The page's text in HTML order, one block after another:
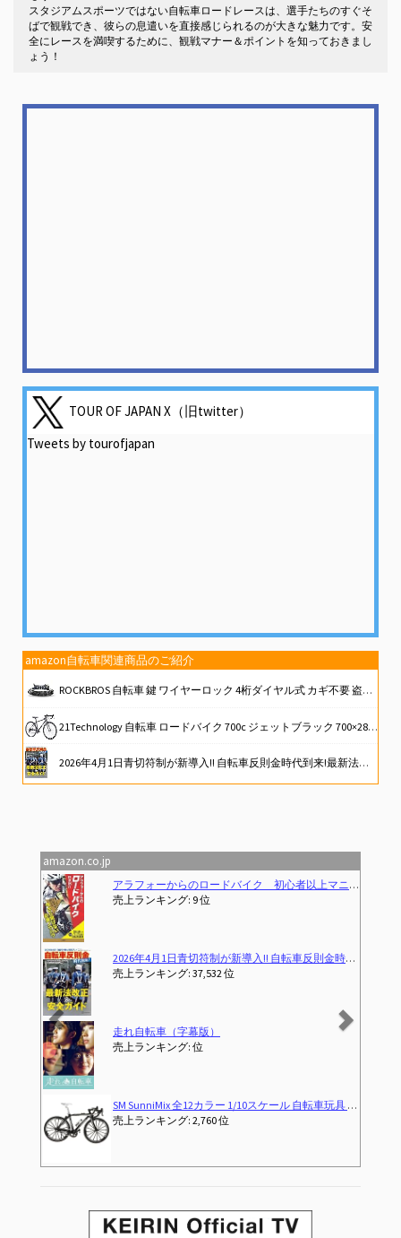
スタジアムスポーツではない自転車ロードレースは、選手たちのすぐそ
ばで観戦でき、彼らの息遣いを直接感じられるのが大きな魅力です。安
全にレースを満喫するために、観戦マナー＆ポイントを知っておきまし
ょう！
TOUR OF JAPAN X（旧twitter）
Tweets by tourofjapan
amazon自転車関連商品のご紹介
ROCKBROS 自転車 鍵 ワイヤーロック 4桁ダイヤル式 カギ不要 盗難防止 自転車 ロック ワイヤー パスワード変更 ヘルメット サドル ロードバイク MTB 電動自転車 バイク 軽量 コンパクト 持ち運び便利 長さ130~150cm ブルー
21Technology 自転車 ロードバイク 700c ジェットブラック 700×28c シマノ14段変速ギヤ ドロップハンドル 補助ブレーキ搭載 前後キャリパーブレーキ
2026年4月1日青切符制が新導入!! 自転車反則金時代到来!最新法改正&安全ガイド (別冊ベストカー)
amazon.co.jp
ア未満の＜マル秘＞自転車講座 (SB新書) (2013-08-
来!最新法改正&安全ガイド (別冊ベストカー)
(2026-02-
玩具 ダイキャストバイクモデル, 黒#1
[自転車選手監修]RIVBOSサイクルグローブ サイクリング 自転車 ロードバイク グローブ 手袋 3D 立体 指切り gel入り 耐磨耗性 伸縮性 通気
売上ランキング: 1 位
弱虫ペダル SPARE BIKE
売上ランキング: 2,715 位
21Technology 自転車 ロードバイク 700c ジェットブラック 700×28c シマノ14段変速ギヤ ドロップハンドル 補助ブレーキ搭載 前
売上ランキング: 1 位
サイクルグローブ 夏 自転車 手袋 指なし 指切り(パッド衝撃吸収/メッシュ通気性/3D立体/耐磨耗性/滑り止め) サイクリンググローブ ロードバイク 伸縮性 メンズ レディー
売上ランキング: 2 位
Previous Next